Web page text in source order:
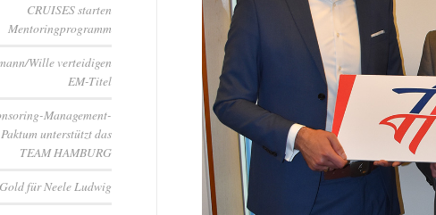
CRUISES starten
Mentoringprogramm
Wille verteidigen
EM-Titel
Management-
unterstützt das
TEAM HAMBURG
für Neele Ludwig